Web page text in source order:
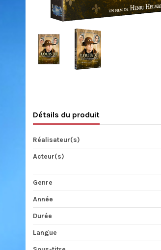
Détails du produit
Réalisateur(s)
Acteur(s)
Genre
Année
Durée
Langue